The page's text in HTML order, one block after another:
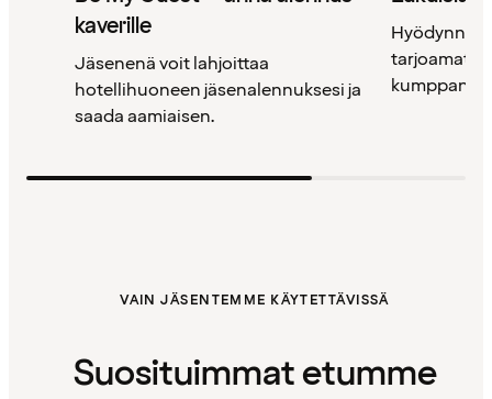
kaverille
Jäsenenä voit lahjoittaa
hotellihuoneen jäsenalennuksesi ja
saada aamiaisen.
Hyödynnä
tarjoamat
VAIN JÄSENTEMME KÄYTETTÄVISSÄ
Suosituimmat etumme